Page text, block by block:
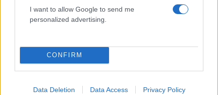
I want to allow Google to send me
personalized advertising.
CONFIRM
Data Deletion Data Access Privacy Policy